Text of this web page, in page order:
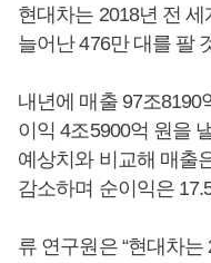
현대차는 2018년 전
늘어난 476만 대를 팔
내년에 매출 97조8190
이익 4조5900억 원을
예상치와 비교해 매출
감소하며 순이익은
류 연구원은 “현대차